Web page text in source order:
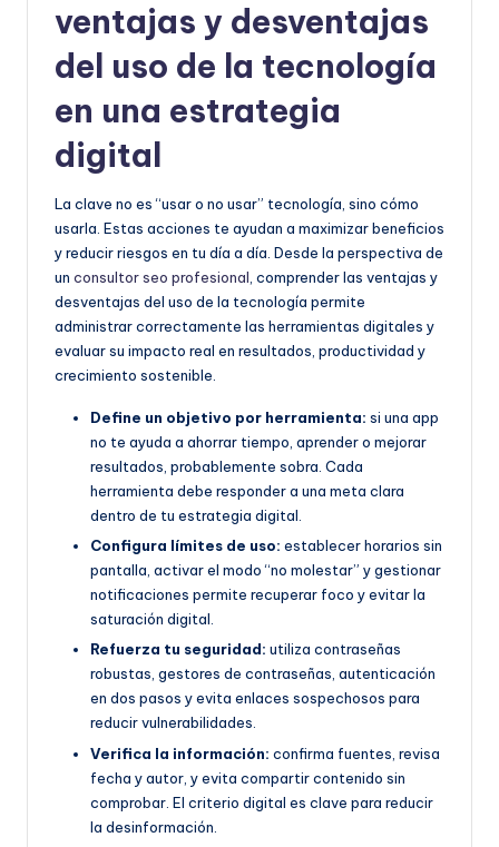
ventajas y desventajas
del uso de la tecnología
en una estrategia
digital
La clave no es “usar o no usar” tecnología, sino cómo
usarla. Estas acciones te ayudan a maximizar beneficios
y reducir riesgos en tu día a día. Desde la perspectiva de
un consultor seo profesional, comprender las ventajas y
desventajas del uso de la tecnología permite
administrar correctamente las herramientas digitales y
evaluar su impacto real en resultados, productividad y
crecimiento sostenible.
Define un objetivo por herramienta: si una app
no te ayuda a ahorrar tiempo, aprender o mejorar
resultados, probablemente sobra. Cada
herramienta debe responder a una meta clara
dentro de tu estrategia digital.
Configura límites de uso: establecer horarios sin
pantalla, activar el modo “no molestar” y gestionar
notificaciones permite recuperar foco y evitar la
saturación digital.
Refuerza tu seguridad: utiliza contraseñas
robustas, gestores de contraseñas, autenticación
en dos pasos y evita enlaces sospechosos para
reducir vulnerabilidades.
Verifica la información: confirma fuentes, revisa
fecha y autor, y evita compartir contenido sin
comprobar. El criterio digital es clave para reducir
la desinformación.